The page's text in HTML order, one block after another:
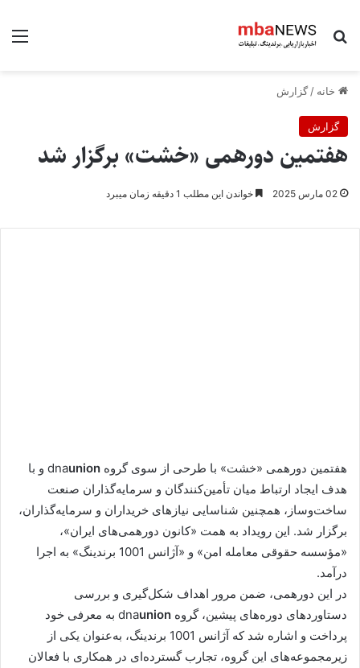
جستجو برای
خانه / گزارش
گزارش
هفتمین دورهمی «خشت» برگزار شد
02 مارس 2025 خواندن این مطلب 1 دقیقه زمان میبرد
هفتمین دورهمی «خشت» با طرحی از سوی گروه dna union
و با
هدف ایجاد ارتباط میان تأمین‌کنندگان و سرمایه‌گذاران صنعت
ساخت‌وساز، همچنین شناسایی نیازهای خریداران و سرمایه‌گذاران،
برگزار شد. این رویداد به همت «کانون دورهمی‌های ایران»،
«مؤسسه حقوقی معامله امن» و «آژانس 1001 برندینگ» به اجرا
درآمد.
در این دورهمی، ضمن مرور اهداف شکل‌گیری و بررسی
دستاوردهای دوره‌های پیشین، گروه dna union
به معرفی خود
پرداخت و اشاره شد که آژانس 1001 برندینگ، به‌عنوان یکی از
زیرمجموعه‌های این گروه، تجارب گسترده‌ای در همکاری با فعالان